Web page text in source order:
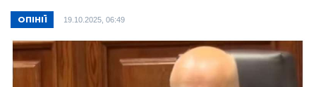
ОПІНІЇ 19.10.2025, 06:49